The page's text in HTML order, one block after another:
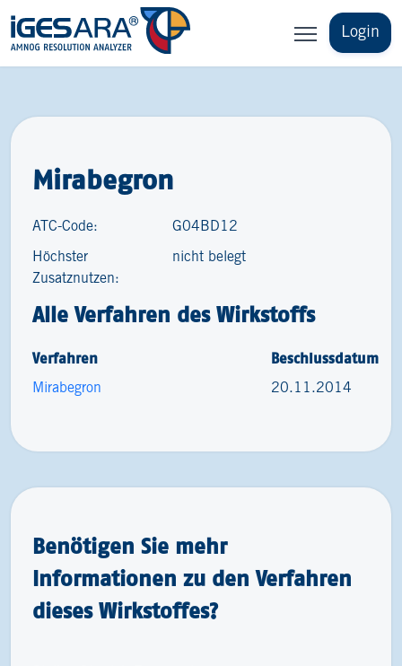
Login
Mirabegron
ATC-Code: G04BD12
Höchster
Zusatznutzen:
nicht belegt
Alle Verfahren des Wirkstoffs
Verfahren Beschlussdatum
Mirabegron 20.11.2014
Benötigen Sie mehr
Informationen zu den Verfahren
dieses Wirkstoffes?